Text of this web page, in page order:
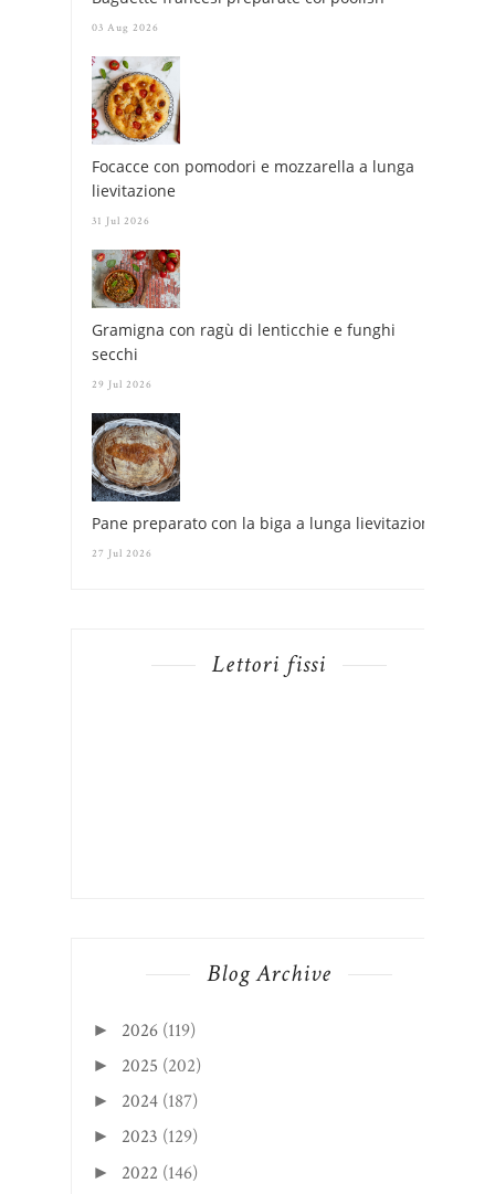
03 Aug 2026
Focacce con pomodori e mozzarella a lunga
lievitazione
31 Jul 2026
Gramigna con ragù di lenticchie e funghi
secchi
29 Jul 2026
Pane preparato con la biga a lunga lievitazione
27 Jul 2026
Lettori fissi
Blog Archive
► 2026 (119)
► 2025 (202)
► 2024 (187)
► 2023 (129)
► 2022 (146)